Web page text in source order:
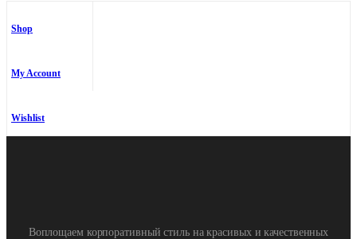
Shop
My Account
Wishlist
Воплощаем корпоративный стиль на красивых и качественных